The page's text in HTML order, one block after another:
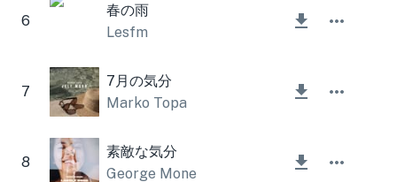
6
春の雨
Lesfm
7
7月の気分
Marko Topa
8
素敵な気分
George Mone